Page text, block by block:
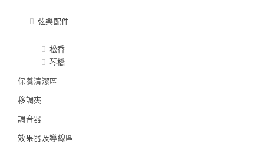
弦樂配件
松香
琴橋
保養清潔區
移調夾
調音器
效果器及導線區